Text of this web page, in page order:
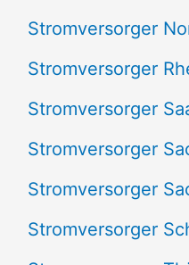
Stromversorger
Stromversorger
Stromversorger
Stromversorger
Stromversorger
Stromversorger